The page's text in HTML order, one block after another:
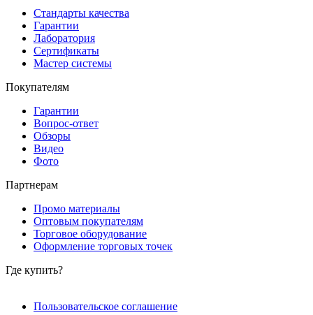
Стандарты качества
Гарантии
Лаборатория
Сертификаты
Мастер системы
Покупателям
Гарантии
Вопрос-ответ
Обзоры
Видео
Фото
Партнерам
Промо материалы
Оптовым покупателям
Торговое оборудование
Оформление торговых точек
Где купить?
Пользовательское соглашение